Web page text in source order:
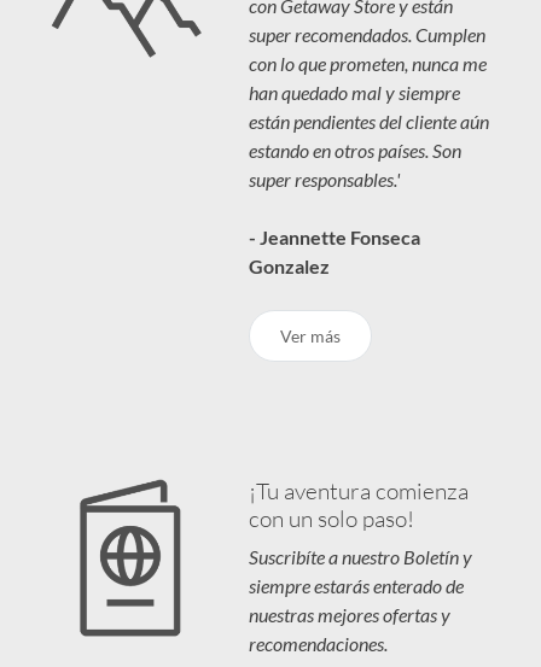
con Getaway Store y están
super recomendados. Cumplen
con lo que prometen, nunca me
han quedado mal y siempre
están pendientes del cliente aún
estando en otros países. Son
super responsables.'
- Jeannette Fonseca
Gonzalez
Ver más
¡Tu aventura comienza
con un solo paso!
Suscribíte a nuestro Boletín y
siempre estarás enterado de
nuestras mejores ofertas y
recomendaciones.